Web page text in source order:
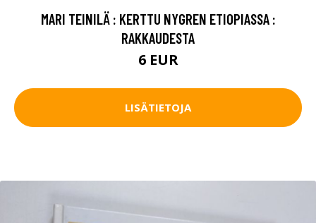
MARI TEINILÄ : KERTTU NYGREN ETIOPIASSA :
RAKKAUDESTA
6 EUR
LISÄTIETOJA